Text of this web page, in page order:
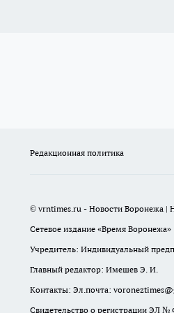
Редакционная политика
© vrntimes.ru - Новости Воронежа |
Сетевое издание «Время Воронежа»
Учредитель: Индивидуальный
Главный редактор: Имешев Э. И.
Контакты: Эл.почта:
Свидетельство о регистрации ЭЛ №